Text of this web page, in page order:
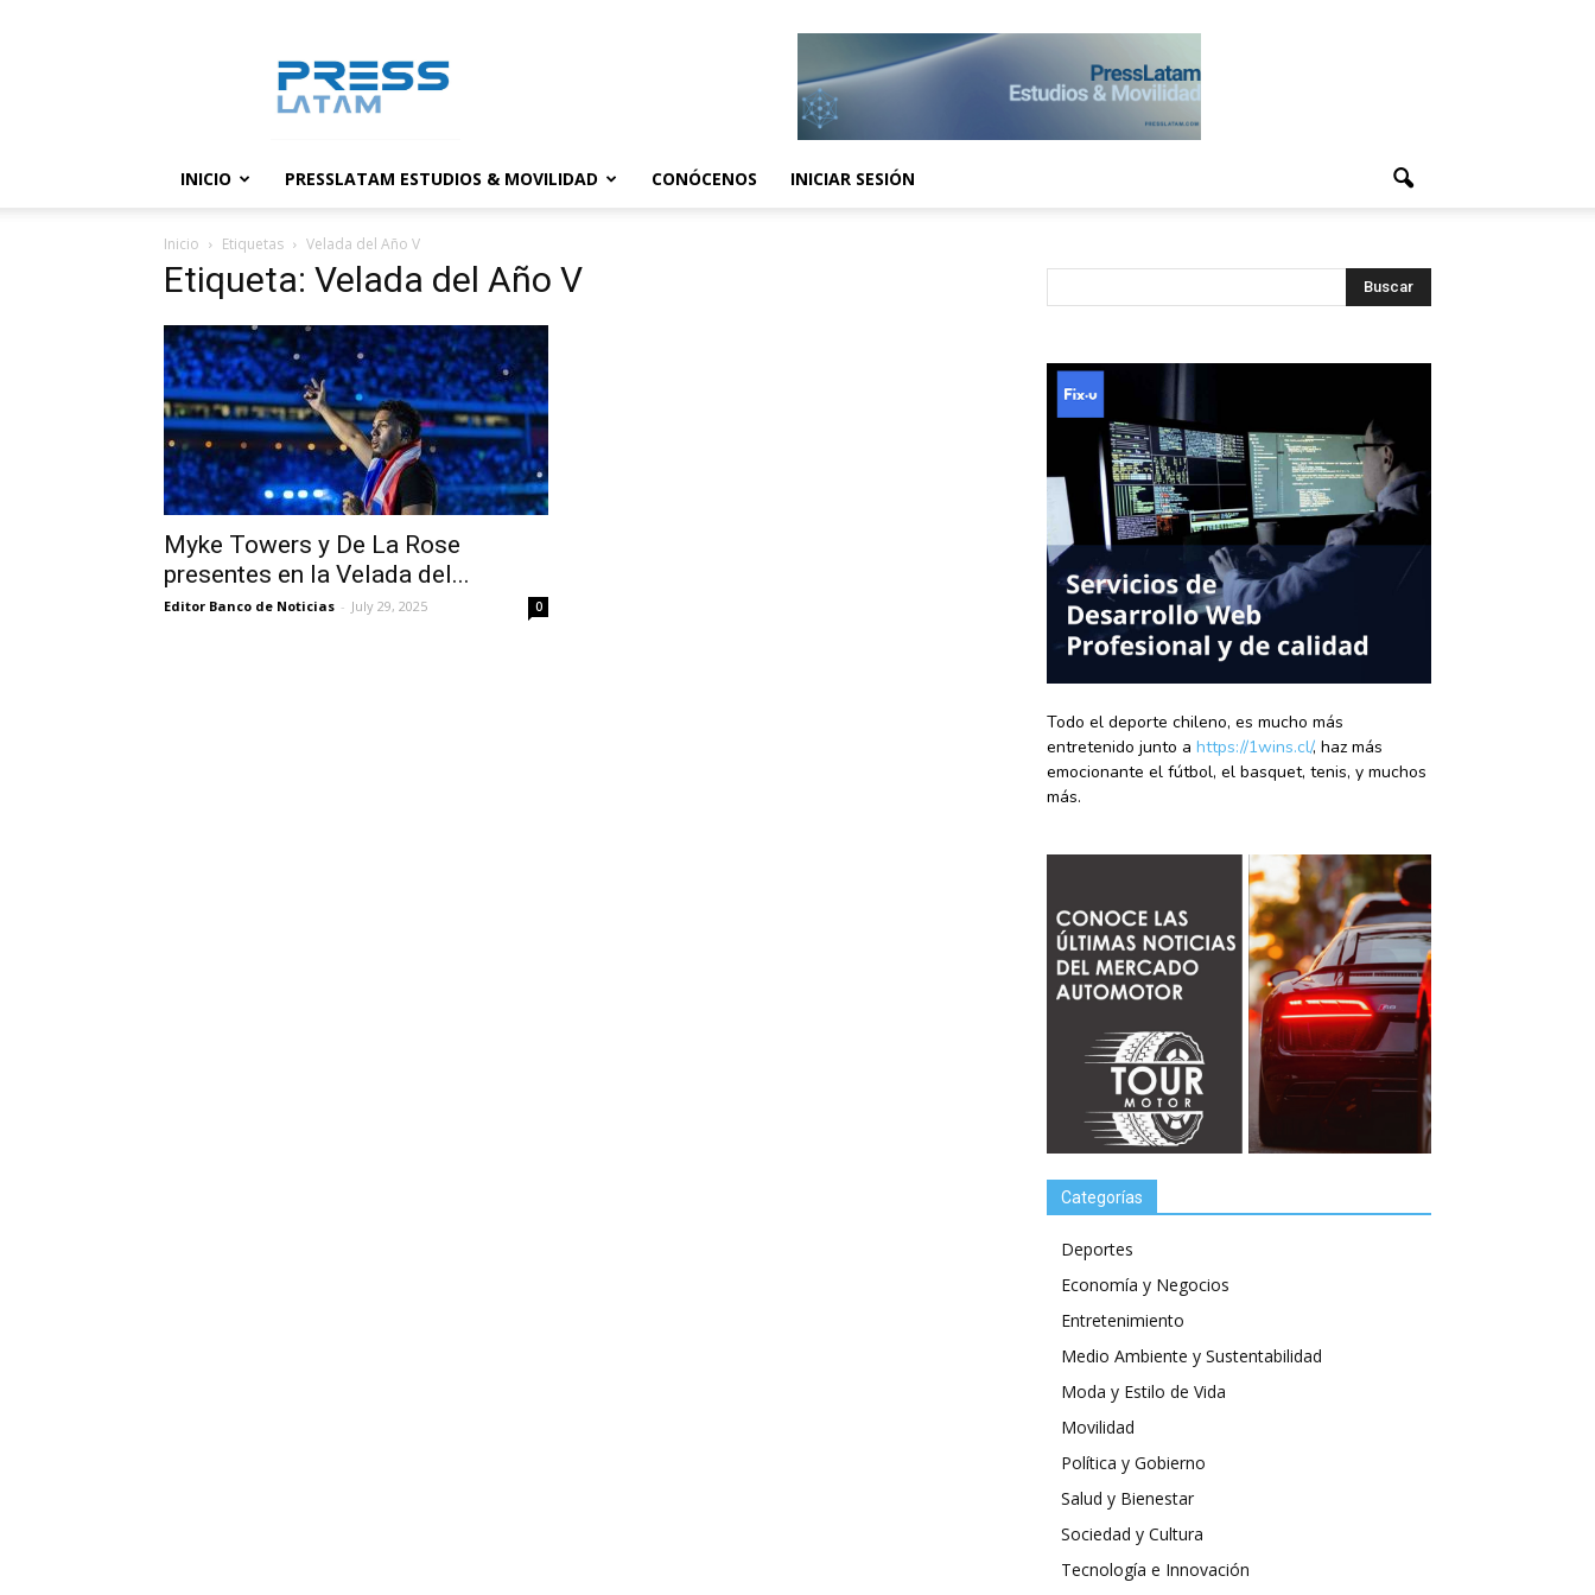
noticias
INICIO PRESSLATAM ESTUDIOS & MOVILIDAD CONÓCENOS INICIAR SESIÓN
Inicio Etiquetas Velada del Año V
Etiqueta: Velada del Año V
Myke Towers y De La Rose
presentes en la Velada del...
Editor Banco de Noticias - July 29, 2025 0
Todo el deporte chileno, es mucho más
entretenido junto a https://1wins.cl/, haz más
emocionante el fútbol, el basquet, tenis, y muchos
más.
Categorías
Deportes
Economía y Negocios
Entretenimiento
Medio Ambiente y Sustentabilidad
Moda y Estilo de Vida
Movilidad
Política y Gobierno
Salud y Bienestar
Sociedad y Cultura
Tecnología e Innovación